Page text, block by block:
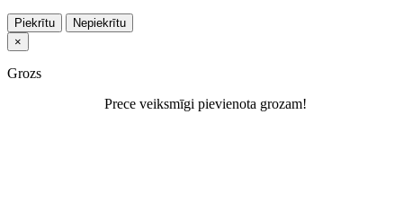
Piekrītu
Nepiekrītu
×
Grozs
Prece veiksmīgi pievienota grozam!